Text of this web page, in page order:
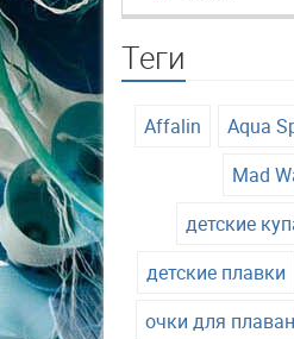
Теги
Affalin Aqua
Mad
детские
детские плавки
очки для